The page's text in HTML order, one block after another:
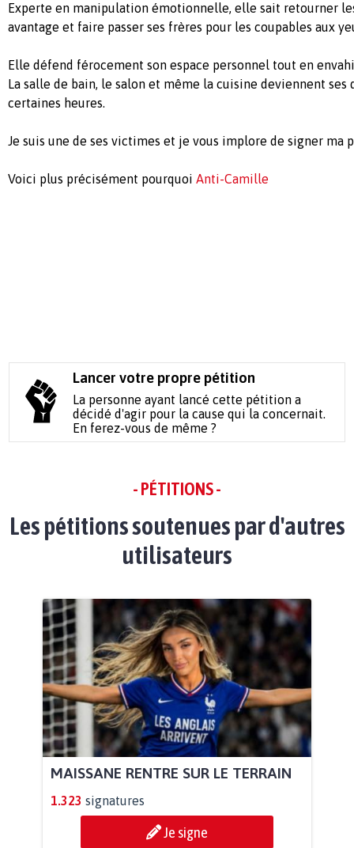
Experte en manipulation émotionnelle, elle sait retourner
avantage et faire passer ses frères pour les coupables aux
Elle défend férocement son espace personnel tout en
La salle de bain, le salon et même la cuisine deviennent ses
certaines heures.
Je suis une de ses victimes et je vous implore de signer ma
Voici plus précisément pourquoi Anti-Camille
Lancer votre propre pétition
La personne ayant lancé cette pétition a
décidé d'agir pour la cause qui la concernait.
En ferez-vous de même ?
- PÉTITIONS -
Les pétitions soutenues par d'autres
utilisateurs
MAISSANE RENTRE SUR LE TERRAIN
1.323 signatures
Je signe